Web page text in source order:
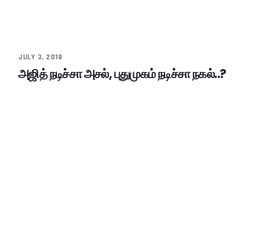
JULY 3, 2018
அஜித் நடிச்சா அசல், புதுமுகம் நடிச்சா நகல்..?